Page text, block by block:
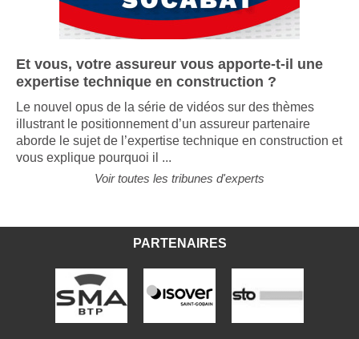
Et vous, votre assureur vous apporte-t-il une
expertise technique en construction ?
Le nouvel opus de la série de vidéos sur des thèmes
illustrant le positionnement d’un assureur partenaire
aborde le sujet de l’expertise technique en construction et
vous explique pourquoi il ...
Voir toutes les tribunes d'experts
PARTENAIRES